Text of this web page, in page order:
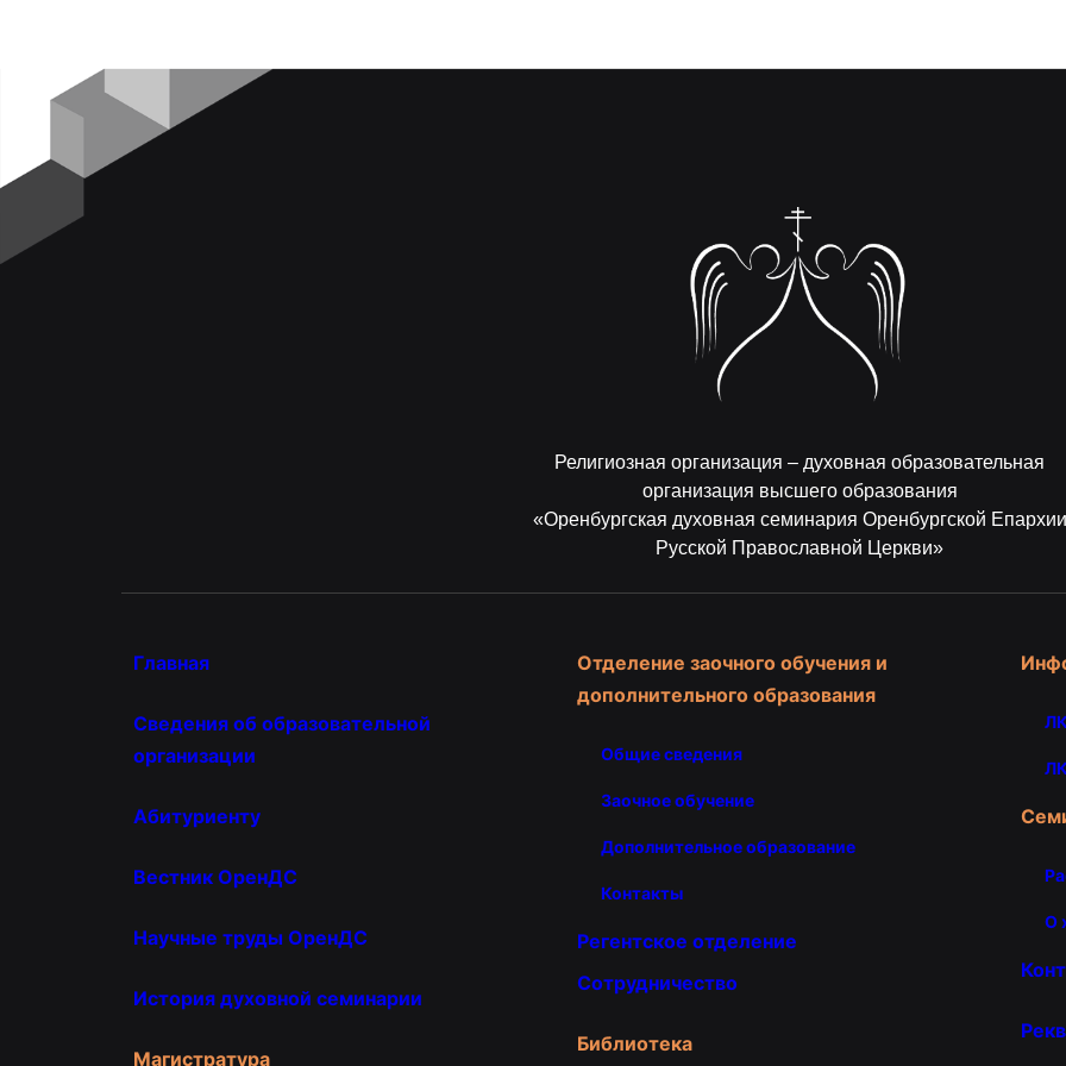
Религиозная организация – духовная образовательная
организация высшего образования
«Оренбургская духовная семинария Оренбургской Епархии
Русской Православной Церкви»
Главная
Сведения об образовательной
организации
Абитуриенту
Вестник ОренДС
Научные труды ОренДС
История духовной семинарии
Магистратура
Отделение заочного обучения и
дополнительного образования
Общие сведения
Заочное обучение
Дополнительное образование
Контакты
Регентское отделение
Сотрудничество
Библиотека
О